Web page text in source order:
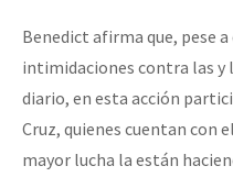
Benedict afirma que, pese a
intimidaciones contra las y
diario, en esta acción
Cruz, quienes cuentan con
mayor lucha la están